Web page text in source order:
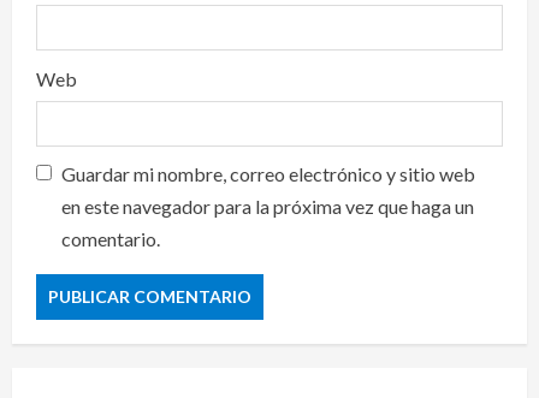
Web
Guardar mi nombre, correo electrónico y sitio web
en este navegador para la próxima vez que haga un
comentario.